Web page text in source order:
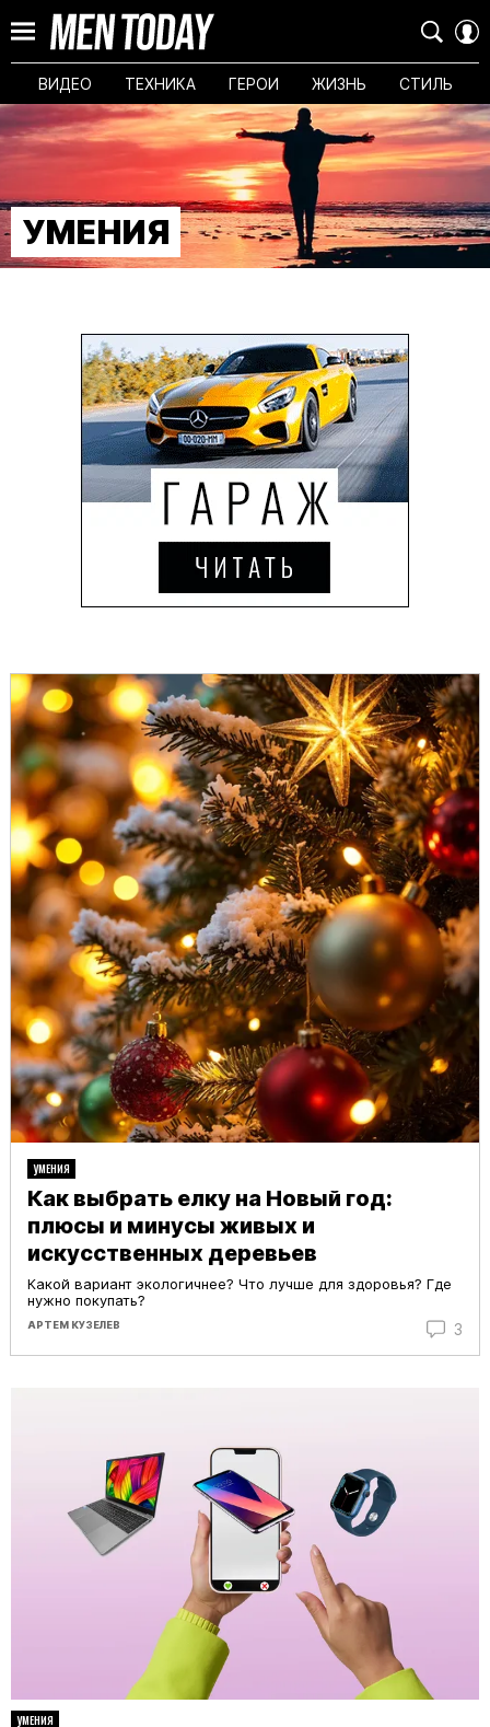
ВИДЕО ТЕХНИКА ГЕРОИ ЖИЗНЬ СТИЛЬ
УМЕНИЯ
УМЕНИЯ
Как выбрать елку на Новый год:
плюсы и минусы живых и
искусственных деревьев
АРТЕМ КУЗЕЛЕВ 3
Какой вариант экологичнее? Что лучше для здоровья? Где
нужно покупать?
УМЕНИЯ